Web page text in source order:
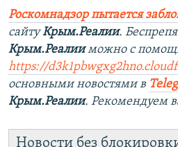
Роскомнадзор пытается
сайтуКрым.Реалии.
Крым.Реалииможно с
https://
основными новостями в
Крым.Реалии. Рекомендуем
Новости без